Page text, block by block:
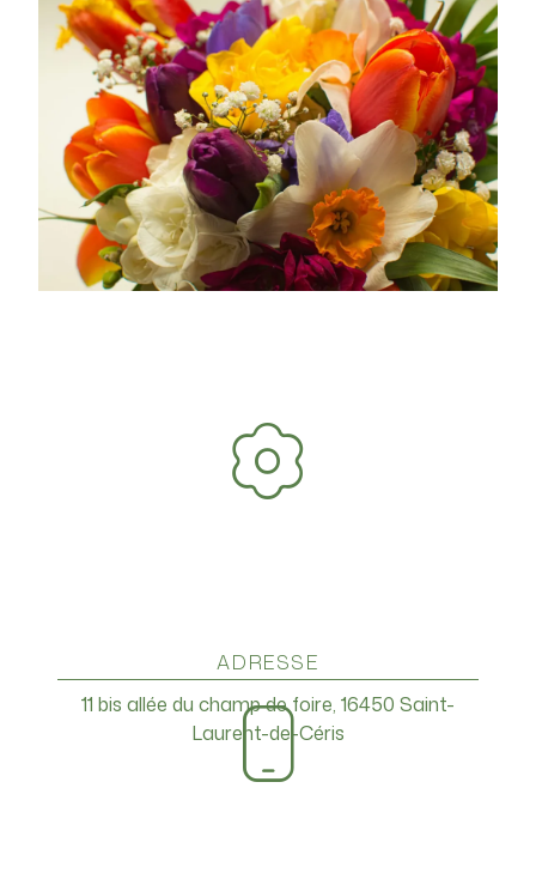
ADRESSE
11 bis allée du champ de foire, 16450 Saint-
Laurent-de-Céris